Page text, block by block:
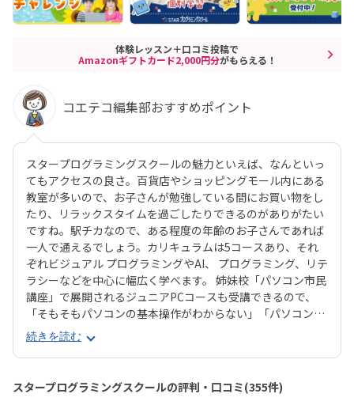
体験レッスン＋口コミ投稿で
Amazonギフトカード2,000円分がもらえる！
コエテコ編集部おすすめポイント
スタープログラミングスクールの魅力といえば、なんといっ
てもアクセスの良さ。百貨店やショッピングモール内にある
教室が多いので、お子さんが勉強している間にお買い物をし
たり、リラックスタイムを過ごしたりできるのがありがたい
ですね。駅チカなので、ある程度の年齢のお子さんであれば
一人で通えるでしょう。カリキュラムは5コースあり、それ
ぞれビジュアル プログラミングやAI、 プログラミング、リテ
ラシーなどを中心に幅広く学べます。 姉妹校「パソコン市民
講座」で展開されるジュニアPCコースも受講できるので、
「そもそもパソコンの基本操作がわからない」「パソコンで
何ができるかを学びたい」といったお子さんにもピッタリで
す。それぞれのお子さんの興味に合ったコースが見つかりや
すいのは安心ですね。スタープログラミングスクールは、過
去に総務省「若年層に対するプログラミング教育の普及推
進」事業に採択され、新潟市の小中学校で授業を実施した実
続きを読む
スタープログラミングスクールの評判・口コミ(355件)